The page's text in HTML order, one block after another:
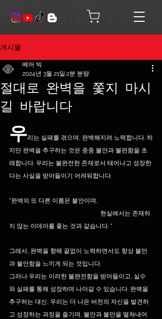
게시물
절대로 완벽을 쫓지 마시
길 바랍니다
베어 빅
2024년 3월 21일 2분 분량
우리는 실패를 겪으며, 완벽해지려 노력합니다. 하
지만 완벽을 추구하는 것은 종종 불안과 불편함을 초
래합니다. 우리는 불완전한 존재로서 태어나고 성장한
다는 사실을 받아들이기 어려워합니다.
"완벽의 또 다른 이름은 불안이며,
지 않는 이데아를 좇는 것과 같습니다. "
그래서, 완벽을 향해 끝없이 노력하면서도 항상 불만
과 불안함을 느끼게 되는 것입니다.
​그러나 우리는 이러한 불완전함을 받아들이고, 실수
와 실패를 통해 성장하며 나아갈 수 있습니다. 완벽을
추구하는 대신, 우리는 더 나은 버전의 자신을 발견하
고 성장하는 과정을 즐기며, 불안과 불만을 떨쳐내어